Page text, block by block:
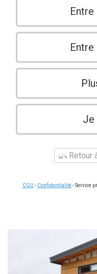
Je
Retour
CGU - Confidentialité- Service